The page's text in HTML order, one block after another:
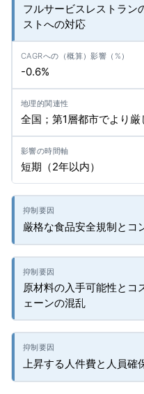
フルサービスレストラン
ストへの対応
-0.6%
全国；第1層都市でより厳
短期（2年以内）
厳格な食品安全規制とコ
原材料の入手可能性とコ
ェーンの混乱
上昇する人件費と人員確